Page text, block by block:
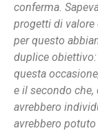
conferma.
progetti di valore
per questo
duplice
questa
e il secondo
avrebbero
avrebbero